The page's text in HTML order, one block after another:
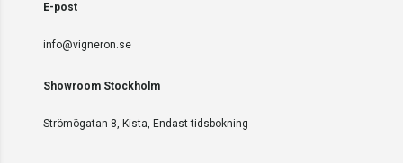
E-post
info@vigneron.se
Showroom Stockholm
Strömögatan 8, Kista, Endast tidsbokning